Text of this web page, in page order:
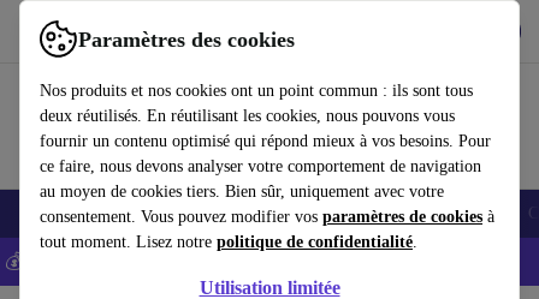
Paramètres des cookies
Nos produits et nos cookies ont un point commun : ils sont tous
deux réutilisés. En réutilisant les cookies, nous pouvons vous
fournir un contenu optimisé qui répond mieux à vos besoins. Pour
ce faire, nous devons analyser votre comportement de navigation
au moyen de cookies tiers. Bien sûr, uniquement avec votre
consentement. Vous pouvez modifier vos paramètres de cookies à
tout moment. Lisez notre politique de confidentialité.
Utilisation limitée
Utilisez refurbed rapidement et facilement
Smartphones Laptops Tablettes Montres connectées Accessoires
💰-5% EXTRA sur les iPhones – Code: IPHONEDEAL -